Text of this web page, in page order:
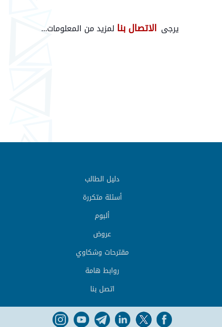
يرجى الاتصال بنا لمزيد من المعلومات...
دليل الطالب
أسئلة متكررة
ألبوم
عروض
مقترحات وشكاوي
روابط هامة
اتصل بنا